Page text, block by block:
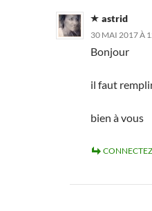
astrid
30 MAI 2017 À
Bonjour
il faut
bien à vous